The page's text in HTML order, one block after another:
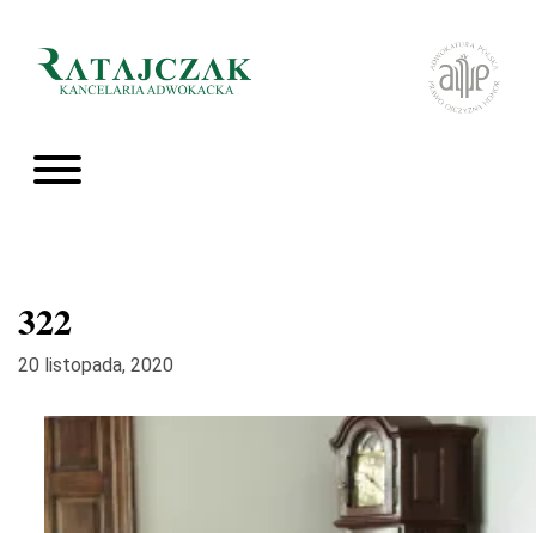
322
20 listopada, 2020